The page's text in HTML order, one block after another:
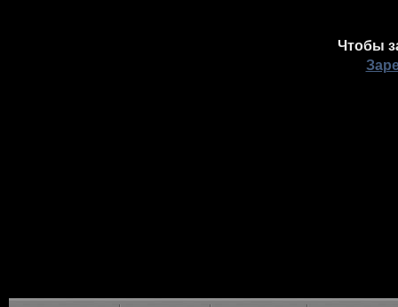
Чтобы